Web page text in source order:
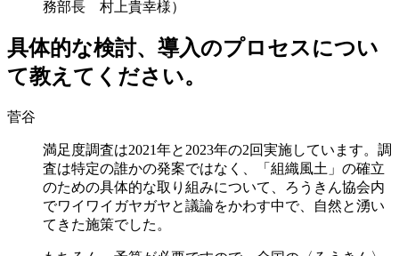
務部長 村上貴幸様）
具体的な検討、導入のプロセスについ
て教えてください。
菅谷
満足度調査は2021年と2023年の2回実施しています。調
査は特定の誰かの発案ではなく、「組織風土」の確立
のための具体的な取り組みについて、ろうきん協会内
でワイワイガヤガヤと議論をかわす中で、自然と湧い
てきた施策でした。